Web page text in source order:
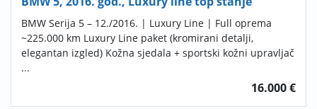
BMW Serija 5 – 12./2016. | Luxury Line | Full oprema
~225.000 km Luxury Line paket (kromirani detalji,
elegantan izgled) Kožna sjedala + sportski kožni upravljač
...
16.000 €